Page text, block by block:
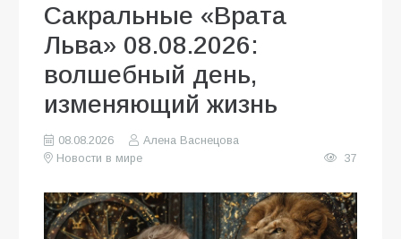
Сакральные «Врата
Льва» 08.08.2026:
волшебный день,
изменяющий жизнь
08.08.2026
Алена Васнецова
Новости в мире
37